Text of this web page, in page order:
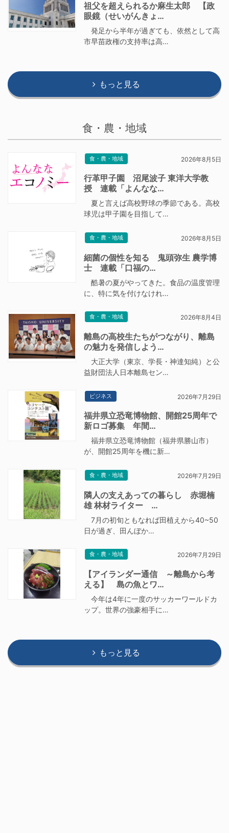
祖父を超えられるか麻生太郎 【政
眼鏡（せいがんきょ…
発足から半年が過ぎても、依然として高
市早苗政権の支持率は高…
もっと見る
食・農・地域
食・農・地域 2026年8月5日
行革甲子園 沼尾波子 東洋大学教
授 連載「よんなな…
夏と言えば高校野球の季節である。高校
球児は甲子園を目指して…
食・農・地域 2026年8月5日
細菌の個性を知る 鬼頭弥生 農学博
士 連載「口福の…
酷暑の夏がやってきた。食品の温度管理
に、特に気を付けなけれ…
食・農・地域 2026年8月4日
離島の高校生たちがつながり、離島
の魅力を発信しよう…
大正大学（東京、学長・神達知純）と公
益財団法人日本離島セン…
ビジネス 2026年7月29日
福井県立恐竜博物館、開館25周年で
新ロゴ募集 年間…
福井県立恐竜博物館（福井県勝山市）
が、開館25周年を機に新…
食・農・地域 2026年7月29日
隣人の支えあっての暮らし 赤堀楠
雄 林材ライター …
7月の初旬ともなれば田植えから40~50
日が過ぎ、田んぼか…
食・農・地域 2026年7月29日
【アイランダー通信 ～離島から考
える】 島の魚とワ…
今年は4年に一度のサッカーワールドカ
ップ。世界の強豪相手に…
もっと見る